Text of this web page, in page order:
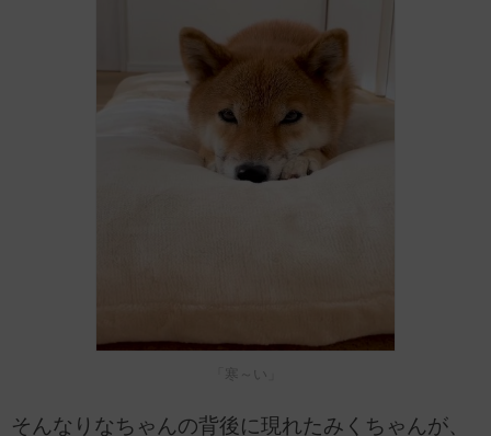
「寒～い」
そんなりなちゃんの背後に現れたみくちゃんが、